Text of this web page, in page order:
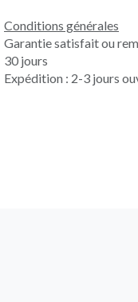
Conditions générales
Garantie satisfait ou
30 jours
Expédition : 2-3 jours